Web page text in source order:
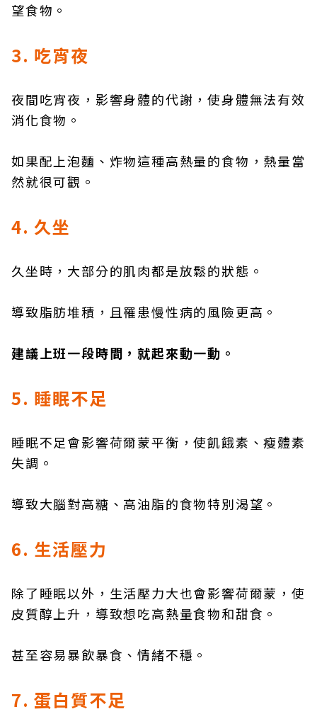
望食物。
3. 吃宵夜
夜間吃宵夜，影響身體的代謝，使身體無法有效
消化食物。
如果配上泡麵、炸物這種高熱量的食物，熱量當
然就很可觀。
4. 久坐
久坐時，大部分的肌肉都是放鬆的狀態。
導致脂肪堆積，且罹患慢性病的風險更高。
建議上班一段時間，就起來動一動。
5. 睡眠不足
睡眠不足會影響荷爾蒙平衡，使飢餓素、瘦體素
失調。
導致大腦對高糖、高油脂的食物特別渴望。
6. 生活壓力
除了睡眠以外，生活壓力大也會影響荷爾蒙，使
皮質醇上升，導致想吃高熱量食物和甜食。
甚至容易暴飲暴食、情緒不穩。
7. 蛋白質不足